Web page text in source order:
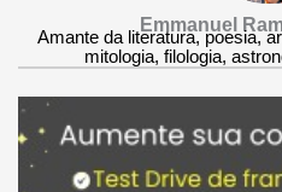
Emmanuel
Amante da literatura, poesia,
mitologia, filologia,